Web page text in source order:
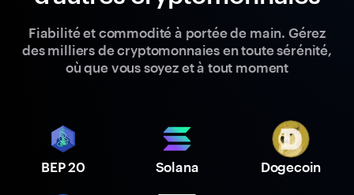
Fiabilité et commodité à portée de main. Gérez
des milliers de cryptomonnaies en toute sérénité,
où que vous soyez et à tout moment
BEP 20 Solana Dogecoin